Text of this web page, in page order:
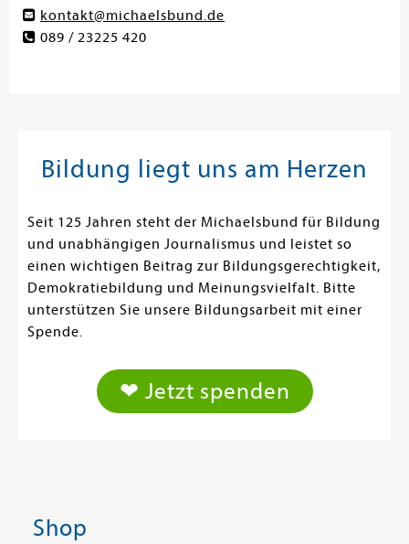
kontakt@michaelsbund.de
089 / 23225 420
Bildung liegt uns am Herzen
Seit 125 Jahren steht der Michaelsbund für Bildung
und unabhängigen Journalismus und leistet so
einen wichtigen Beitrag zur Bildungsgerechtigkeit,
Demokratiebildung und Meinungsvielfalt. Bitte
unterstützen Sie unsere Bildungsarbeit mit einer
Spende.
❤ Jetzt spenden
Shop